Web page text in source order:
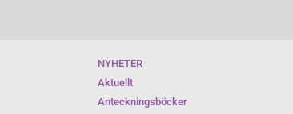
NYHETER
Aktuellt
Anteckningsböcker